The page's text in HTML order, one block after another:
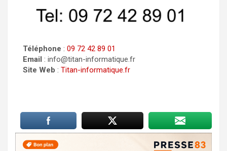
Téléphone : 09 72 42 89 01
Email : info@titan-informatique.fr
Site Web : Titan-informatique.fr